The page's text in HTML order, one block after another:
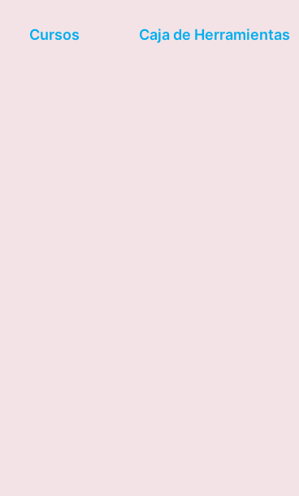
Cursos Caja de Herramientas